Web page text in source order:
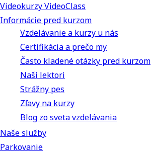
Videokurzy VideoClass
Informácie pred kurzom
Vzdelávanie a kurzy u nás
Certifikácia a prečo my
Často kladené otázky pred kurzom
Naši lektori
Strážny pes
Zľavy na kurzy
Blog zo sveta vzdelávania
Naše služby
Parkovanie